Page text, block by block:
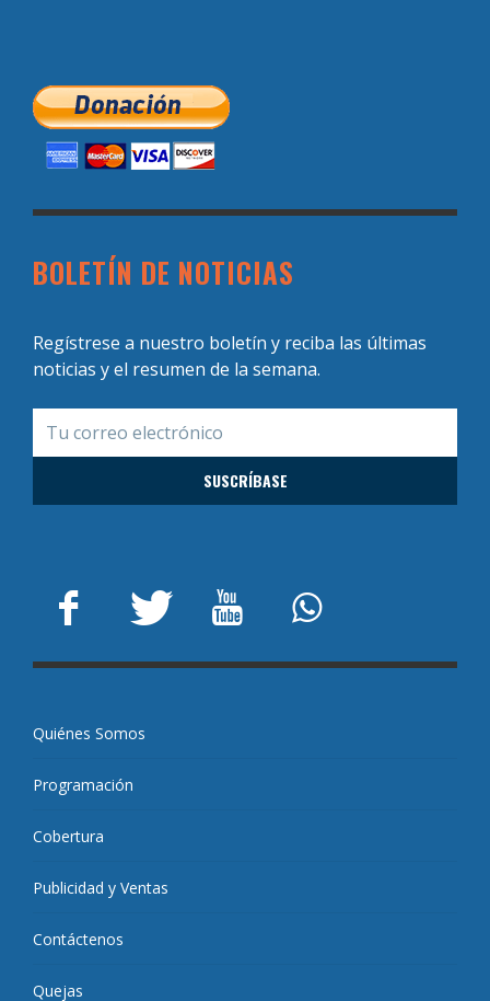
BOLETÍN DE NOTICIAS
Regístrese a nuestro boletín y reciba las últimas
noticias y el resumen de la semana.
Quiénes Somos
Programación
Cobertura
Publicidad y Ventas
Contáctenos
Quejas